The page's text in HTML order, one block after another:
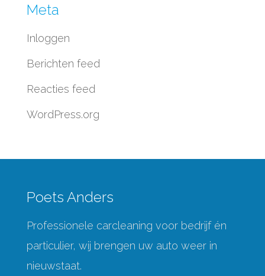
Meta
Inloggen
Berichten feed
Reacties feed
WordPress.org
Poets Anders
Professionele carcleaning voor bedrijf én
particulier, wij brengen uw auto weer in
nieuwstaat.